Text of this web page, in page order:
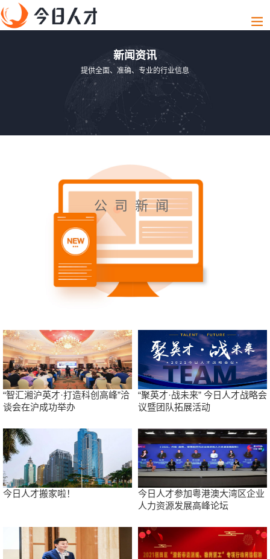
新闻资讯
提供全面、准确、专业的行业信息
公司新闻
“智汇湘沪英才·打造科创高峰”洽
谈会在沪成功举办
“聚英才·战未来” 今日人才战略会
议暨团队拓展活动
今日人才搬家啦！
今日人才参加粤港澳大湾区企业
人力资源发展高峰论坛